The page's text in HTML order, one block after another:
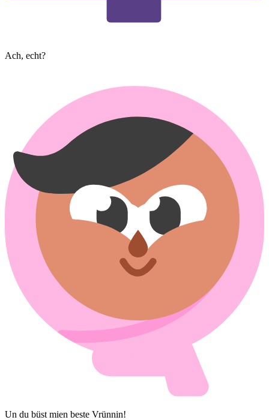
Ach, echt?
Un du büst mien beste Vrünnin!